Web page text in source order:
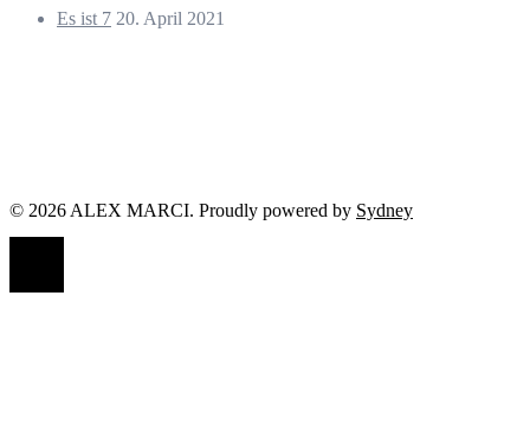
Es ist 7 20. April 2021
© 2026 ALEX MARCI. Proudly powered by Sydney